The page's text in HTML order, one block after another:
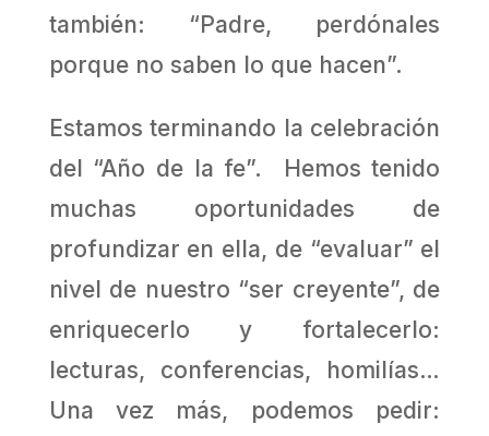
también: “Padre, perdónales
porque no saben lo que hacen”.
Estamos terminando la celebración
del “Año de la fe”. Hemos tenido
muchas oportunidades de
profundizar en ella, de “evaluar” el
nivel de nuestro “ser creyente”, de
enriquecerlo y fortalecerlo:
lecturas, conferencias, homilías…
Una vez más, podemos pedir: